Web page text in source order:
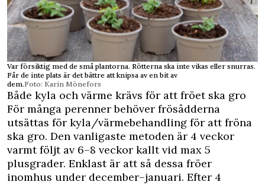
Var försiktig med de små plantorna. Rötterna ska inte vikas eller snurras.
Får de inte plats är det bättre att knipsa av en bit av
dem.Foto: Karin Mönefors
Både kyla och värme krävs för att fröet ska gro
För många perenner behöver frösådderna
utsättas för kyla/värmebehandling för att fröna
ska gro. Den vanligaste metoden är 4 veckor
varmt följt av 6–8 veckor kallt vid max 5
plusgrader. Enklast är att så dessa fröer
inomhus under december–januari. Efter 4